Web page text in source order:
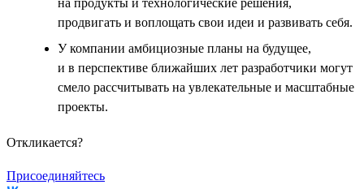
продвигать и воплощать свои идеи и развивать себя.
У компании амбициозные планы на будущее,
и в перспективе ближайших лет разработчики могут
смело рассчитывать на увлекательные и масштабные
проекты.
Откликается?
Присоединяйтесь